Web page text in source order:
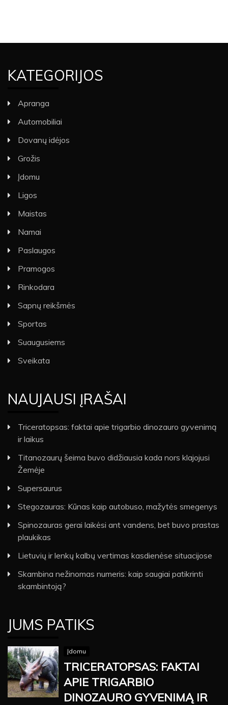
KATEGORIJOS
Apranga
Automobiliai
Dovanų idėjos
Grožis
Įdomu
Ligos
Maistas
Namai
Paslaugos
Pramogos
Rinkodara
Sapnų reikšmės
Sportas
Suaugusiems
Sveikata
NAUJAUSI ĮRAŠAI
Triceratopsas: faktai apie trigarbio dinozauro gyvenimą
ir laikus
Titanozaurų šeima buvo didžiausia kada nors klajojusi
Žemėje
Supersaurus
Stegozauras: Kūnas kaip autobuso, mažytės smegenys
Spinozauras gerai laikėsi ant vandens, bet buvo prastas
plaukikas
Lietuvių ir lenkų kalbų vertimas kasdienėse situacijose
Skambina nežinomas numeris: kaip saugiai patikrinti
skambintoją?
JUMS PATIKS
Įdomu
TRICERATOPSAS: FAKTAI
APIE TRIGARBIO
DINOZAURO GYVENIMĄ IR